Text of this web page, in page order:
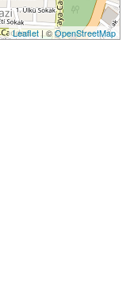
Leaflet| ©OpenStreetMap